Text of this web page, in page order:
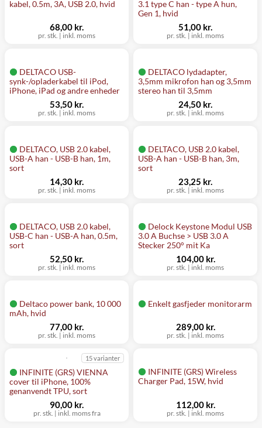
kabel, 0.5m, 3A, USB 2.0, hvid
pr. stk. | inkl. moms
68,00 kr.
3.1 type C han - type A hun,
Gen 1, hvid
pr. stk. | inkl. moms
51,00 kr.
DELTACO USB-
synk-/opladerkabel til iPod,
iPhone, iPad og andre enheder
pr. stk. | inkl. moms
53,50 kr.
DELTACO lydadapter,
3,5mm mikrofon han og 3,5mm
stereo han til 3,5mm
pr. stk. | inkl. moms
24,50 kr.
DELTACO, USB 2.0 kabel,
USB-A han - USB-B han, 1m,
sort
pr. stk. | inkl. moms
14,30 kr.
DELTACO, USB 2.0 kabel,
USB-A han - USB-B han, 3m,
sort
pr. stk. | inkl. moms
23,25 kr.
DELTACO, USB 2.0 kabel,
USB-C han - USB-A han, 0.5m,
sort
pr. stk. | inkl. moms
52,50 kr.
Delock Keystone Modul USB
3.0 A Buchse > USB 3.0 A
Stecker 250° mit Ka
pr. stk. | inkl. moms
104,00 kr.
Deltaco power bank, 10 000
mAh, hvid
pr. stk. | inkl. moms
77,00 kr.
Enkelt gasfjeder monitorarm
pr. stk. | inkl. moms
289,00 kr.
INFINITE (GRS) VIENNA
cover til iPhone, 100%
genanvendt TPU, sort
15 varianter
pr. stk. | inkl. moms fra
90,00 kr.
INFINITE (GRS) Wireless
Charger Pad, 15W, hvid
pr. stk. | inkl. moms
112,00 kr.